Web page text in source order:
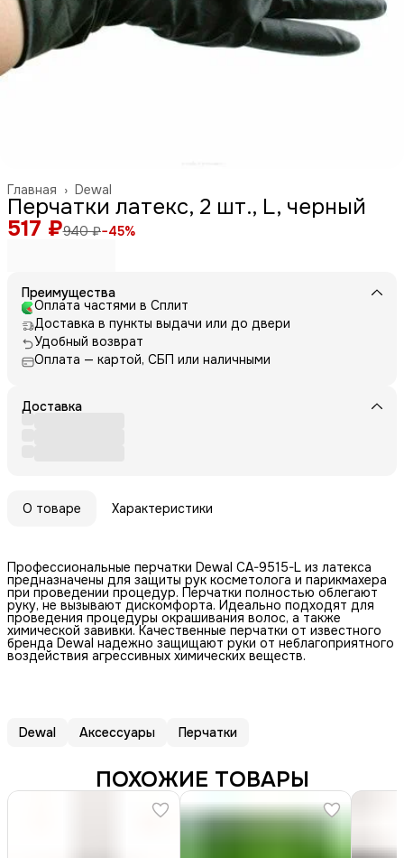
Dewal
Главная ›
Перчатки латекс, 2 шт., L, черный
517 ₽940 ₽−45%
Преимущества
Оплата частями в Сплит
Доставка в пункты выдачи или до двери
Удобный возврат
Оплата — картой, СБП или наличными
Доставка
О товаре Характеристики
Профессиональные перчатки Dewal CA-9515-L из латекса
предназначены для защиты рук косметолога и парикмахера
при проведении процедур. Перчатки полностью облегают
руку, не вызывают дискомфорта. Идеально подходят для
проведения процедуры окрашивания волос, а также
химической завивки. Качественные перчатки от известного
бренда Dewal надежно защищают руки от неблагоприятного
воздействия агрессивных химических веществ.
Dewal Аксессуары Перчатки
ПОХОЖИЕ ТОВАРЫ